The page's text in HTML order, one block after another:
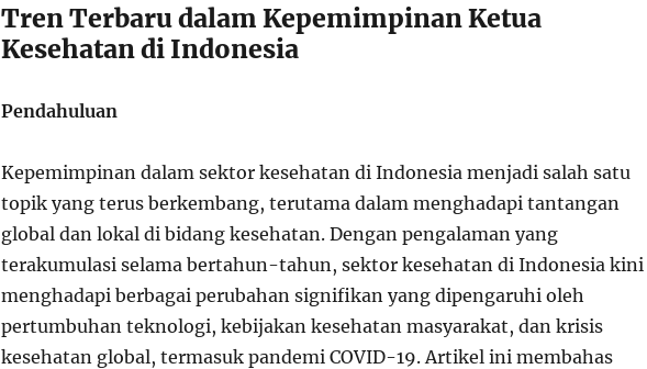
Tren Terbaru dalam Kepemimpinan Ketua
Kesehatan di Indonesia
Pendahuluan
Kepemimpinan dalam sektor kesehatan di Indonesia menjadi salah satu
topik yang terus berkembang, terutama dalam menghadapi tantangan
global dan lokal di bidang kesehatan. Dengan pengalaman yang
terakumulasi selama bertahun-tahun, sektor kesehatan di Indonesia kini
menghadapi berbagai perubahan signifikan yang dipengaruhi oleh
pertumbuhan teknologi, kebijakan kesehatan masyarakat, dan krisis
kesehatan global, termasuk pandemi COVID-19. Artikel ini membahas